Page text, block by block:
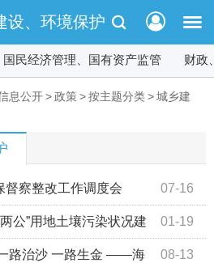
设、环境保护
国民经济管理、国有资产监管 财政
息公开>政策>按主题分类>城乡建
07-16
督察整改工作调度会
01-19
公”用地土壤污染状况建
08-13
路治沙 一路生金 ——海